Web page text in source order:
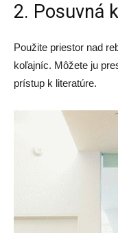
2. Posuvná
Použite priestor nad
koľajníc. Môžete ju
prístup k literatúre.